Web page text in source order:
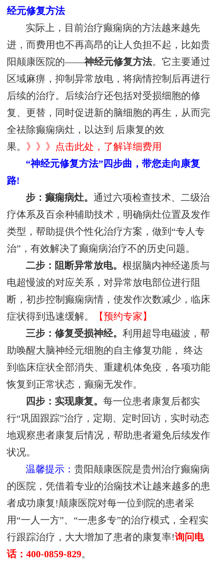
经元修复方法
实际上，目前治疗癫痫病的方法越来越先
进，而费用也不再高昂的让人负担不起，比如贵
阳颠康医院的——神经元修复方法。它主要通过
区域麻痹，抑制异常放电，将病情控制后再进行
后续的治疗。后续治疗还包括对受损细胞的修
复、更替，同时促进新的脑细胞的再生，从而完
全祛除癫痫病灶，以达到 后康复的效
果。 》》》点击此处，了解详细费用
“神经元修复方法”四步曲，带您走向康复
路!
步：癫痫病灶。通过六项检查技术、二级治
疗体系及百余种辅助技术，明确病灶位置及发作
类型，帮助提供个性化治疗方案，做到“专人专
治”，有效解决了癫痫病治疗不的历史问题。
二步：阻断异常放电。根据脑内神经递质与
电超慢波的对应关系，对异常放电部位进行阻
断，初步控制癫痫病情，使发作次数减少，临床
症状得到迅速缓解。
【预约专家】
三步：修复受损神经。利用超导电磁波，帮
助唤醒大脑神经元细胞的自主修复功能， 终达
到临床症状全部消失、重建机体免疫，各项功能
恢复到正常状态，癫痫无发作。
四步：实现康复。每一位患者康复后都实
行“巩固跟踪”治疗，定期、定时回访，实时动态
地观察患者康复后情况，帮助患者避免后续发作
状况。
温馨提示：贵阳颠康医院是贵州治疗癫痫病
的医院，凭借着专业的治痫技术让越来越多的患
者成功康复!颠康医院对每一位到院的患者采
用“一人一方”、“一患多专”的治疗模式，全程实
行跟踪治疗，大大增加了患者的康复率!询问电
话：400-0859-829。